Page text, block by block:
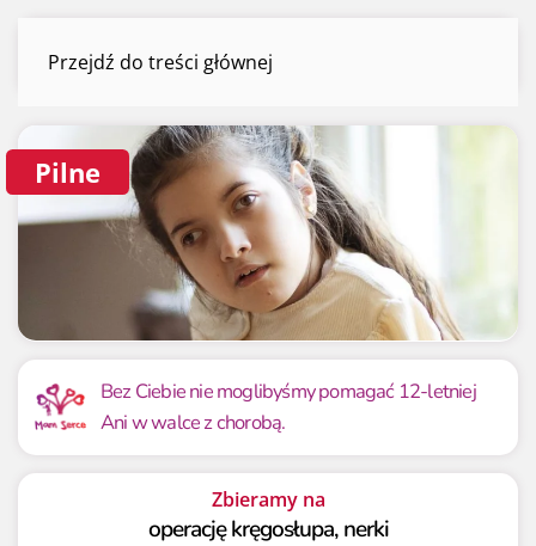
Przejdź do treści głównejAnia Mrówczyńska
Pilne
Mamy już
458 338.80 zł
Potrzebujemy
1 100 000 zł
41.67% 41.67%
Bez Ciebie nie moglibyśmy pomagać 12-letniej
Ani w walce z chorobą.
Zbieramy na
operację kręgosłupa, nerki